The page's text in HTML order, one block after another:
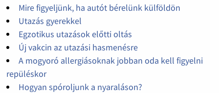
Mire figyeljünk, ha autót bérelünk külföldön
Utazás gyerekkel
Egzotikus utazások előtti oltás
Új vakcin az utazási hasmenésre
A mogyoró allergiásoknak jobban oda kell figyelni
repüléskor
Hogyan spóroljunk a nyaraláson?